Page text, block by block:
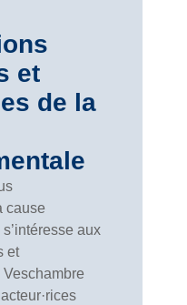
et
de la
cause
aux
et